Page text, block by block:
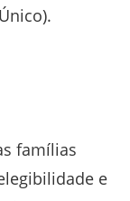
famílias
e